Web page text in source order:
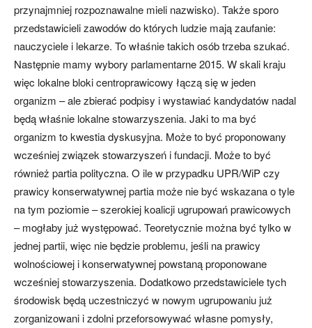
przynajmniej rozpoznawalne mieli nazwisko). Także sporo
przedstawicieli zawodów do których ludzie mają zaufanie:
nauczyciele i lekarze. To właśnie takich osób trzeba szukać.
Następnie mamy wybory parlamentarne 2015. W skali kraju
więc lokalne bloki centroprawicowy łączą się w jeden
organizm – ale zbierać podpisy i wystawiać kandydatów nadal
będą właśnie lokalne stowarzyszenia. Jaki to ma być
organizm to kwestia dyskusyjna. Może to być proponowany
wcześniej związek stowarzyszeń i fundacji. Może to być
również partia polityczna. O ile w przypadku UPR/WiP czy
prawicy konserwatywnej partia może nie być wskazana o tyle
na tym poziomie – szerokiej koalicji ugrupowań prawicowych
– mogłaby już występować. Teoretycznie można być tylko w
jednej partii, więc nie będzie problemu, jeśli na prawicy
wolnościowej i konserwatywnej powstaną proponowane
wcześniej stowarzyszenia. Dodatkowo przedstawiciele tych
środowisk będą uczestniczyć w nowym ugrupowaniu już
zorganizowani i zdolni przeforsowywać własne pomysły,